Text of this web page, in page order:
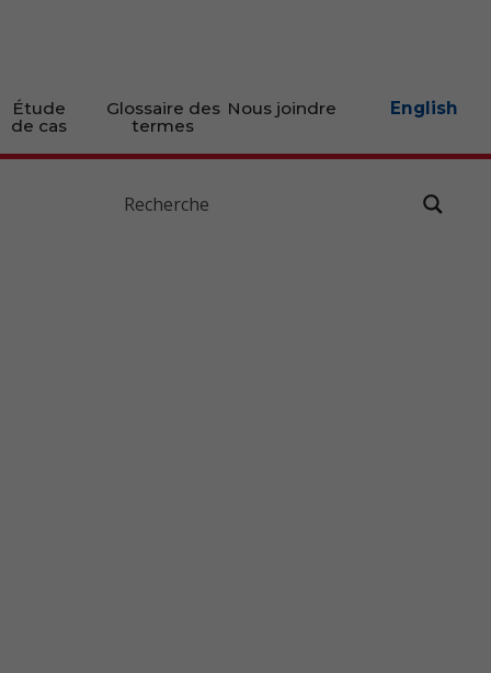
Étude
de cas
Glossaire des
termes
Nous joindre English